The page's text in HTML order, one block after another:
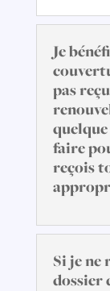
Je
pas
faire
reçois
Si je ne
dossier